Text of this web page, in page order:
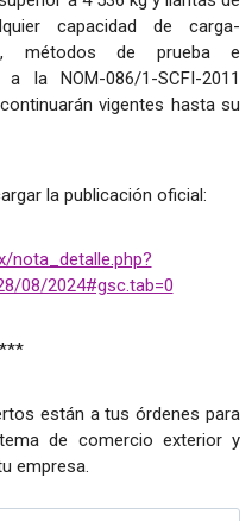
capacidad de carga-
métodos de prueba e
la NOM-086/1-SCFI-2011
vigentes hasta su
la publicación oficial:
nota_detalle.php?
08/2024#gsc.tab=0
están a tus órdenes para
de comercio exterior y
empresa.